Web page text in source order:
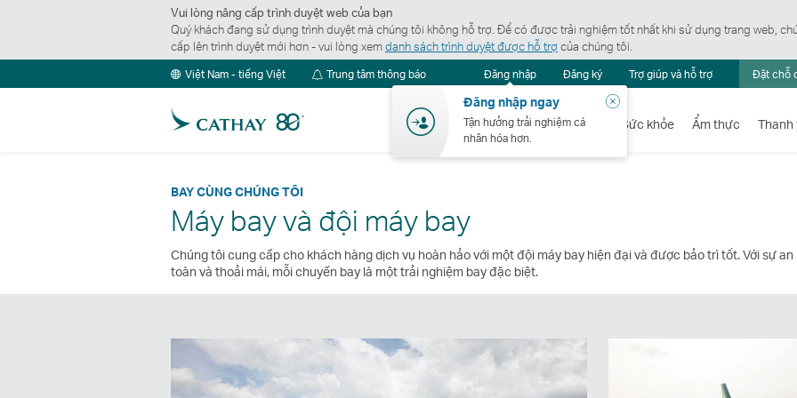
Vui lòng nâng cấp trình duyệt web của bạn
Quý khách đang sử dụng trình duyệt mà chúng tôi không hỗ trợ. Để có được trải nghiệm tốt nhất khi sử dụng trang web,
cấp lên trình duyệt mới hơn - vui lòng xemdanh sách trình duyệt được hỗ trợ của chúng tôi.
Việt Nam - tiếng Việt Trung tâm thông báoTrung
tâm
báo
Đăng nhập
Đăng nhập ngay
Tận hưởng trải nghiệm cá
nhân hóa hơn.
Đóng
Đăng ký Trợ giúp và hỗ trợ Đặt chỗ
Chuyến bay Kỳ nghỉ Mua sắm Sức khỏe Ẩm thực Thanh
BAY CÙNG CHÚNG TÔI
Máy bay và đội máy bay
Chúng tôi cung cấp cho khách hàng dịch vụ hoàn hảo với một đội máy bay hiện đại và được bảo trì tốt. Với sự an
toàn và thoải mái, mỗi chuyến bay là một trải nghiệm bay đặc biệt.